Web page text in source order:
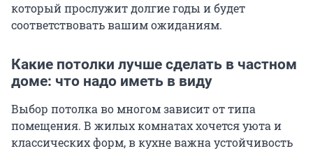
который прослужит долгие годы и будет
соответствовать вашим ожиданиям.
Какие потолки лучше сделать в частном
доме: что надо иметь в виду
Выбор потолка во многом зависит от типа
помещения. В жилых комнатах хочется уюта и
классических форм, в кухне важна устойчивость